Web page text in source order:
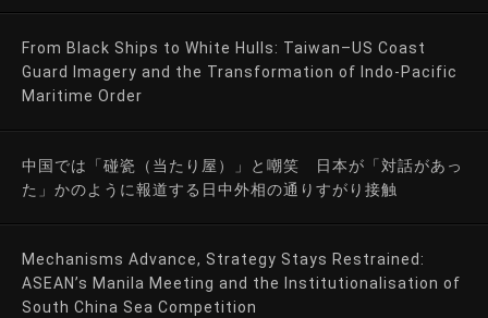
From Black Ships to White Hulls: Taiwan–US Coast
Guard Imagery and the Transformation of Indo-Pacific
Maritime Order
中国では「碰瓷（当たり屋）」と嘲笑 日本が「対話があっ
た」かのように報道する日中外相の通りすがり接触
Mechanisms Advance, Strategy Stays Restrained:
ASEAN’s Manila Meeting and the Institutionalisation of
South China Sea Competition